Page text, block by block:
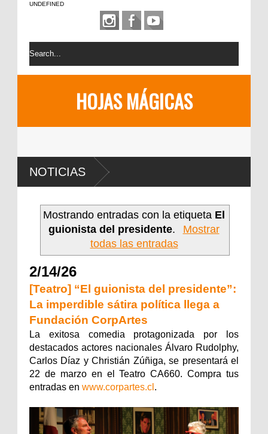
UNDEFINED
HOJAS MÁGICAS
NOTICIAS
Mostrando entradas con la etiqueta El
guionista del presidente.
Mostrar
todas las entradas
2/14/26
[Teatro] “El guionista del presidente”:
La imperdible sátira política llega a
Fundación CorpArtes
La exitosa comedia protagonizada por los
destacados actores nacionales Álvaro Rudolphy,
Carlos Díaz y Christián Zúñiga, se presentará el
22 de marzo en el Teatro CA660. Compra tus
entradas en www.corpartes.cl .